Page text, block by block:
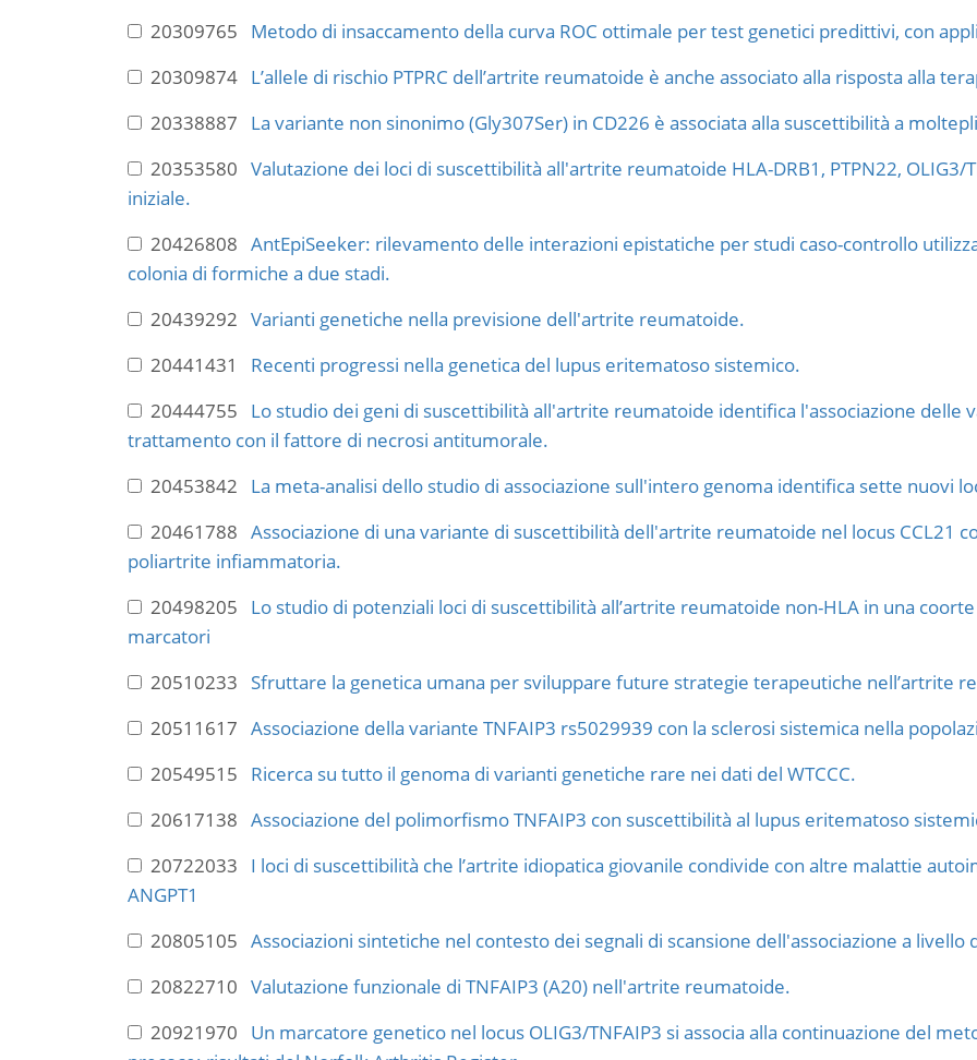
20309765 Metodo di insaccamento della curva ROC ottimale per test genetici predittivi, con
20309874 L’allele di rischio PTPRC dell’artrite reumatoide è anche associato alla risposta alla
20338887 La variante non sinonimo (Gly307Ser) in CD226 è associata alla suscettibilità a
20353580 Valutazione dei loci di suscettibilità all'artrite reumatoide HLA-DRB1, PTPN22, OLIG3/
iniziale.
20426808 AntEpiSeeker: rilevamento delle interazioni epistatiche per studi caso-controllo
colonia di formiche a due stadi.
20439292 Varianti genetiche nella previsione dell'artrite reumatoide.
20441431 Recenti progressi nella genetica del lupus eritematoso sistemico.
20444755 Lo studio dei geni di suscettibilità all'artrite reumatoide identifica l'associazione delle
trattamento con il fattore di necrosi antitumorale.
20453842 La meta-analisi dello studio di associazione sull'intero genoma identifica sette nuovi
20461788 Associazione di una variante di suscettibilità dell'artrite reumatoide nel locus CCL21
poliartrite infiammatoria.
20498205 Lo studio di potenziali loci di suscettibilità all’artrite reumatoide non-HLA in una
marcatori
20510233 Sfruttare la genetica umana per sviluppare future strategie terapeutiche nell’artrite
20511617 Associazione della variante TNFAIP3 rs5029939 con la sclerosi sistemica nella
20549515 Ricerca su tutto il genoma di varianti genetiche rare nei dati del WTCCC.
20617138 Associazione del polimorfismo TNFAIP3 con suscettibilità al lupus eritematoso
20722033 I loci di suscettibilità che l’artrite idiopatica giovanile condivide con altre malattie
ANGPT1
20805105 Associazioni sintetiche nel contesto dei segnali di scansione dell'associazione a
20822710 Valutazione funzionale di TNFAIP3 (A20) nell'artrite reumatoide.
20921970 Un marcatore genetico nel locus OLIG3/TNFAIP3 si associa alla continuazione del